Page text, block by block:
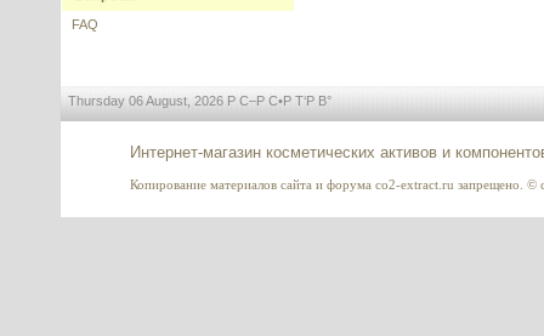
Спикула белая 99%, Sponge
Индия
FAQ
Thursday 06 August, 2026 Р С–Р С•Р Т‘Р В°
Интернет-магазин косметических активов и
Копирование материалов сайта и форума co2-extract.ru запрещено.